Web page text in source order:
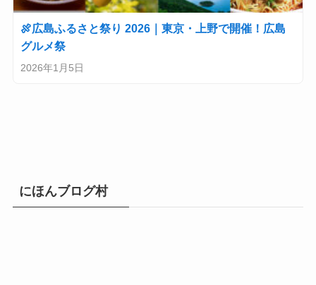
🍖広島ふるさと祭り 2026｜東京・上野で開催！広島
グルメ祭
2026年1月5日
にほんブログ村